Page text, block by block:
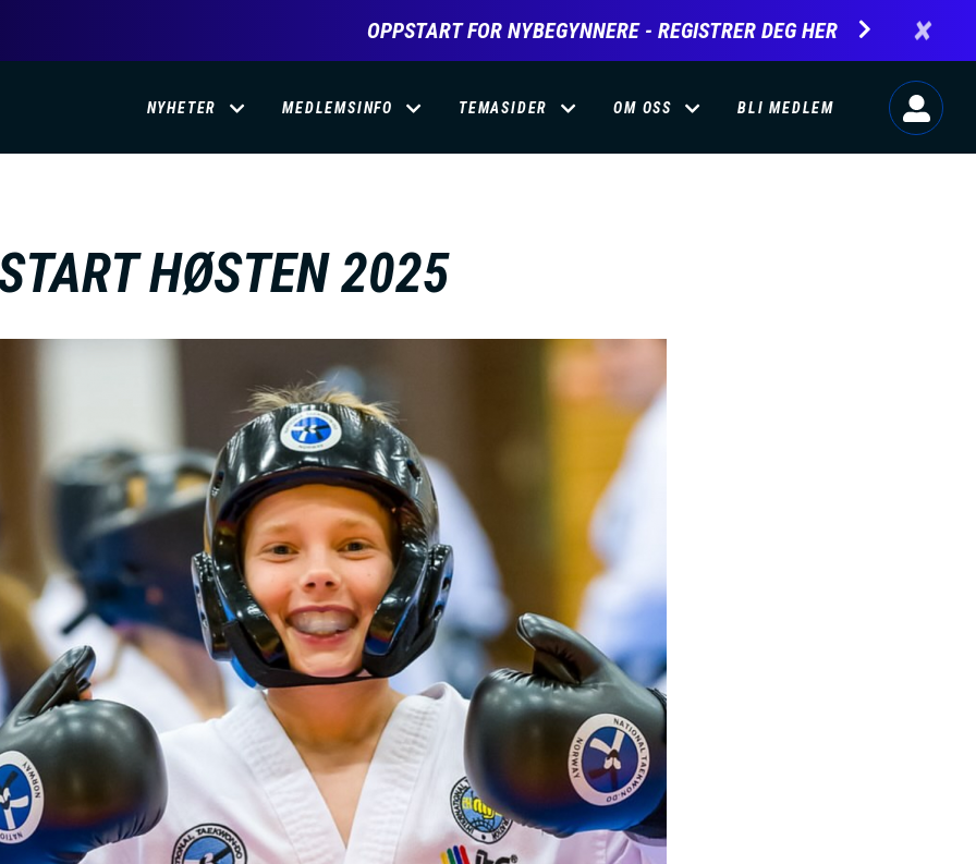
OPPSTART FOR NYBEGYNNERE - REGISTRER DEG HER ×
D
M
A
N
M
E
N
U
S
A
NYHETER MEDLEMSINFO TEMASIDER OM OSS BLI MEDLEM
HØSTEN 2025